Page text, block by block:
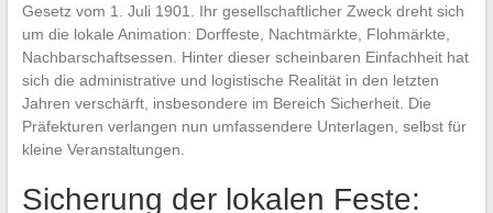
Gesetz vom 1. Juli 1901. Ihr gesellschaftlicher Zweck dreht sich
um die lokale Animation: Dorffeste, Nachtmärkte, Flohmärkte,
Nachbarschaftsessen. Hinter dieser scheinbaren Einfachheit hat
sich die administrative und logistische Realität in den letzten
Jahren verschärft, insbesondere im Bereich Sicherheit. Die
Präfekturen verlangen nun umfassendere Unterlagen, selbst für
kleine Veranstaltungen.
Sicherung der lokalen Feste: